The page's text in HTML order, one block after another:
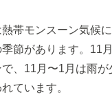
帯モンスーン気候
節があります。11
、11月〜1月は雨が
ています。